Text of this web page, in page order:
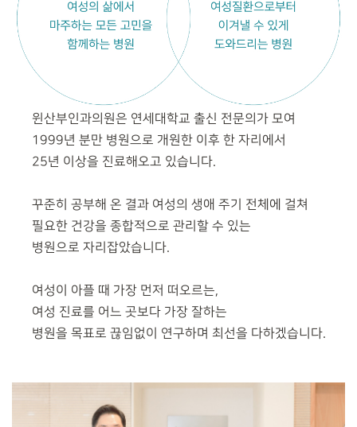
윈산부인과의원은 연세대학교 출신 전문의가 모여
1999년 분만 병원으로 개원한 이후 한 자리에서
25년 이상을 진료해오고 있습니다.
꾸준히 공부해 온 결과 여성의 생애 주기 전체에 걸쳐
필요한 건강을 종합적으로 관리할 수 있는
병원으로 자리잡았습니다.
여성이 아플 때 가장 먼저 떠오르는,
여성 진료를 어느 곳보다 가장 잘하는
병원을 목표로 끊임없이 연구하며 최선을 다하겠습니다.